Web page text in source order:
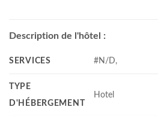
Description de l'hôtel :
SERVICES #N/D,
TYPE
D'HÉBERGEMENT
Hotel